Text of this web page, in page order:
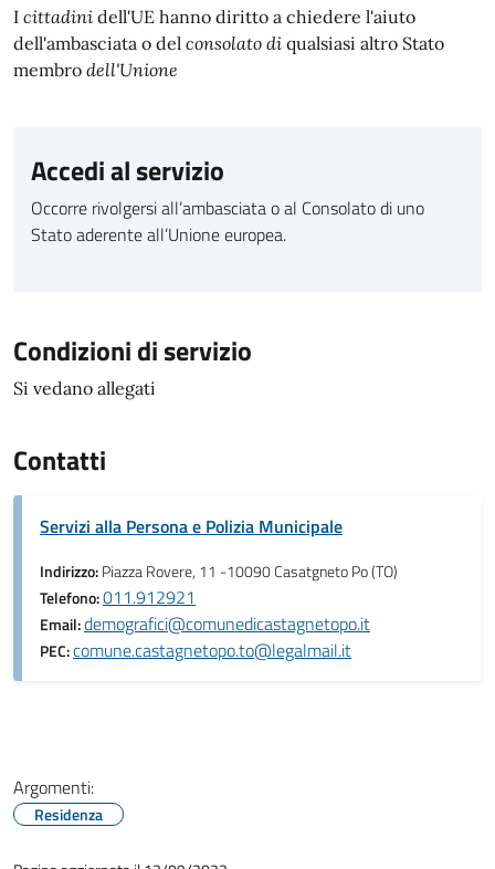
I cittadini dell'UE hanno diritto a chiedere l'aiuto
dell'ambasciata o del consolato di qualsiasi altro Stato
membro dell'Unione
Accedi al servizio
Occorre rivolgersi all’ambasciata o al Consolato di uno
Stato aderente all’Unione europea.
Condizioni di servizio
Si vedano allegati
Contatti
Servizi alla Persona e Polizia Municipale
Indirizzo:Piazza Rovere, 11 -10090 Casatgneto Po (TO)
Telefono:011.912921
Email:demografici@comunedicastagnetopo.it
PEC:comune.castagnetopo.to@legalmail.it
Argomenti:
Residenza